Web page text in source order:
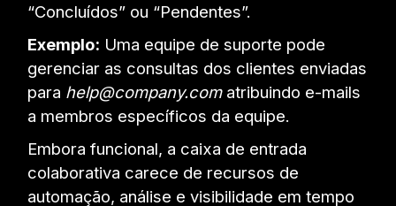
“Concluídos” ou “Pendentes”.
Exemplo: Uma equipe de suporte pode
gerenciar as consultas dos clientes enviadas
para help@company.comatribuindo e-mails
a membros específicos da equipe.
Embora funcional, a caixa de entrada
colaborativa carece de recursos de
automação, análise e visibilidade em tempo